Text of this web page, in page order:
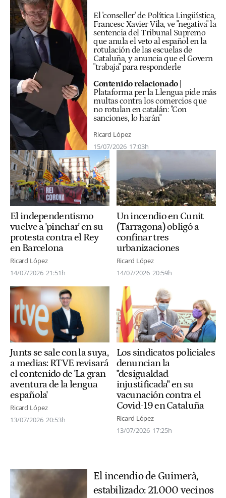
El 'conseller' de Política Lingüística,
Francesc Xavier Vila, ve "negativa" la
sentencia del Tribunal Supremo
que anula el veto al español en la
rotulación de las escuelas de
Cataluña, y anuncia que el Govern
"trabaja" para responderle
Contenido relacionado|
Plataforma per la Llengua pide más
multas contra los comercios que
no rotulan en catalán: "Con
sanciones, lo harán"
Ricard López
15/07/2026 17:03h
El independentismo
vuelve a 'pinchar' en su
protesta contra el Rey
en Barcelona
Ricard López
14/07/2026 21:51h
Un incendio en Cunit
(Tarragona) obligó a
confinar tres
urbanizaciones
Ricard López
14/07/2026 20:59h
Junts se sale con la suya,
a medias: RTVE revisará
el contenido de 'La gran
aventura de la lengua
española'
Ricard López
13/07/2026 20:53h
Los sindicatos policiales
denuncian la
"desigualdad
injustificada" en su
vacunación contra el
Covid-19 en Cataluña
Ricard López
13/07/2026 17:25h
El incendio de Guimerà,
estabilizado: 21.000 vecinos